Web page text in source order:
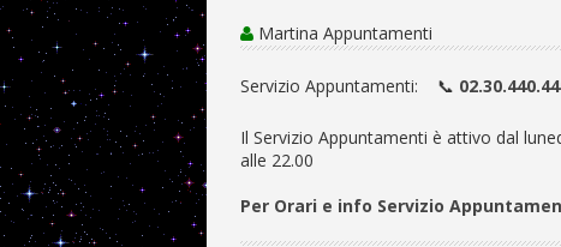
Martina Appuntamenti
Servizio Appuntamenti: 📞
Il Servizio Appuntamenti è attivo dal
alle 22.00
Per Orari e info Servizio